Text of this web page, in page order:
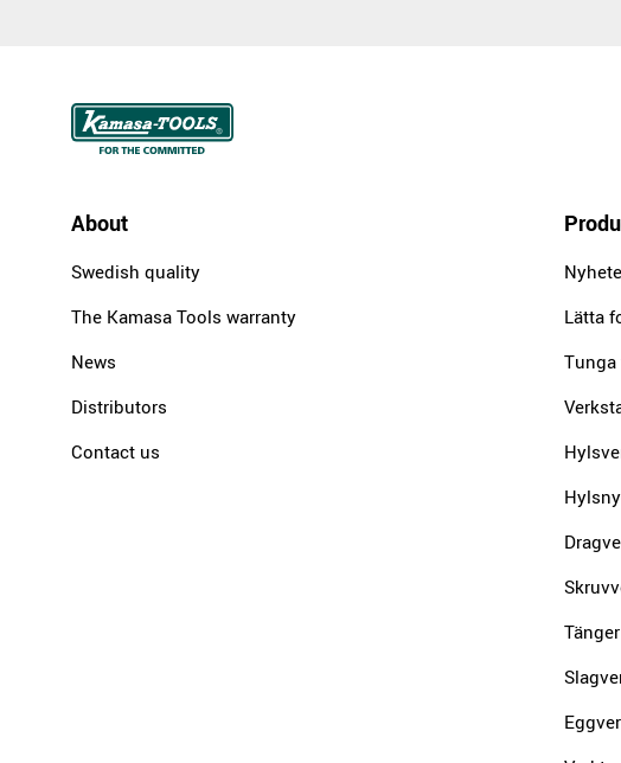
About
Swedish quality
The Kamasa Tools warranty
News
Distributors
Contact us
Lätta
Tänger